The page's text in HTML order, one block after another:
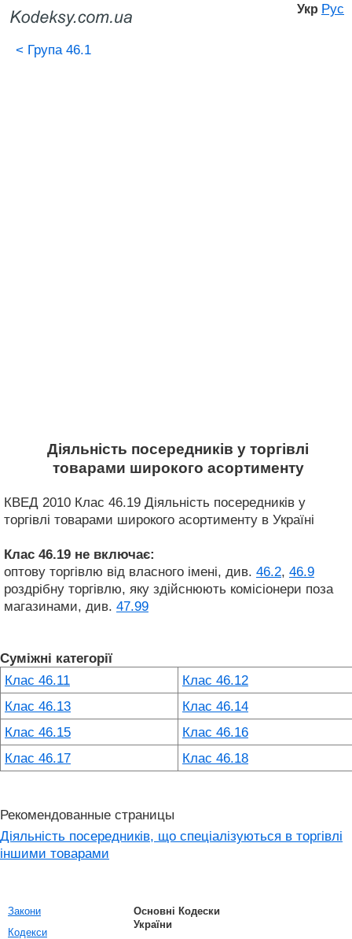
Укр Рус
< Група 46.1
Діяльність посередників у торгівлі
товарами широкого асортименту
КВЕД 2010 Клас 46.19 Діяльність посередників у
торгівлі товарами широкого асортименту в Україні
Клас 46.19 не включає:
оптову торгівлю від власного імені, див. 46.2, 46.9
роздрібну торгівлю, яку здійснюють комісіонери поза
магазинами, див. 47.99
Суміжні категорії
Клас 46.11
Клас 46.12
Клас 46.13
Клас 46.14
Клас 46.15
Клас 46.16
Клас 46.17
Клас 46.18
Рекомендованные страницы
Діяльність посередників, що спеціалізуються в торгівлі
іншими товарами
Закони
Кодекси
Основні Кодески
України